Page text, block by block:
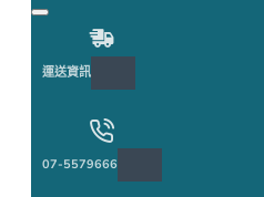
運送資訊
07-5579666